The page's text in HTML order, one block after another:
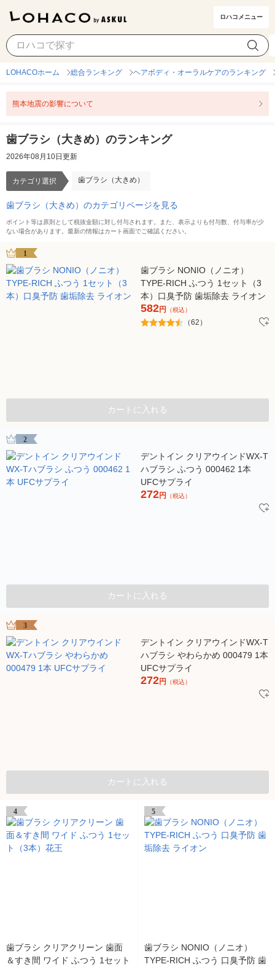
ロハコメニュー
歯ブラシ（大きめ） カテゴリ選択
LOHACOホーム 総合ランキング ヘアボディ・オーラルケアのランキング
熊本地震の影響について
歯ブラシ（大きめ）のランキング
2026年08月10日更新
カテゴリ選択 歯ブラシ（大きめ）
歯ブラシ（大きめ）のカテゴリページを見る
ポイント等は原則として税抜金額に対し付与されます。また、表示よりも付与数、付与率が少
ない場合があります。最新の情報はカート画面でご確認ください。
1
歯ブラシ NONIO（ノニオ）
TYPE-RICH ふつう 1セット（3
本）口臭予防 歯垢除去 ライオン
582円 （税込）
（62）
カートに入れる
2
デントイン クリアウインドWX-T
ハブラシ ふつう 000462 1本
UFCサプライ
272円 （税込）
カートに入れる
3
デントイン クリアウインドWX-T
ハブラシ やわらかめ 000479 1本
UFCサプライ
272円 （税込）
カートに入れる
4
歯ブラシ クリアクリーン 歯面
＆すき間 ワイド ふつう 1セット
5
歯ブラシ NONIO（ノニオ）
TYPE-RICH ふつう 口臭予防 歯